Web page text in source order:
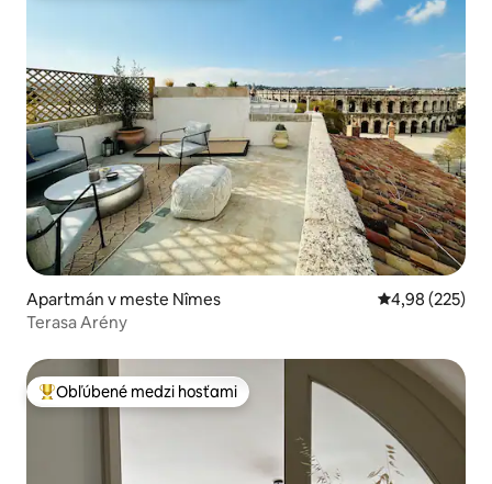
Apartmán v meste Nîmes Priemerné
4,98 (225)
Terasa Arény
Najobľúbenejšie medzi hosťami
Obľúbené medzi hosťami